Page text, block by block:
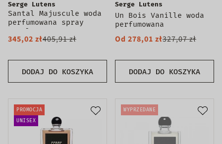
DODAJ DO KOSZYKA
Serge Lutens
Santal Majuscule woda
perfumowana spray
100ml
345,02 zł405,91 zł
DODAJ DO KOSZYKA
Serge Lutens
Un Bois Vanille woda
perfumowana
Od 278,01 zł327,07 zł
PROMOCJA
UNISEX
WYPRZEDANE